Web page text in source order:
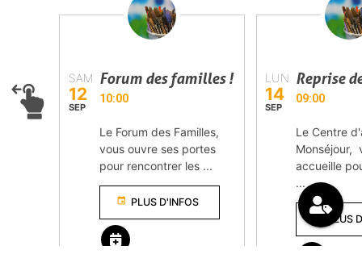
SAM
12
SEP
Forum des familles !
10:00
Le Forum des Familles,
vous ouvre ses portes
pour rencontrer les ...
event PLUS D'INFOS
LUN
14
SEP
Reprise
09:00
Le Centre
Monséjour,
accueille
...
PLUS